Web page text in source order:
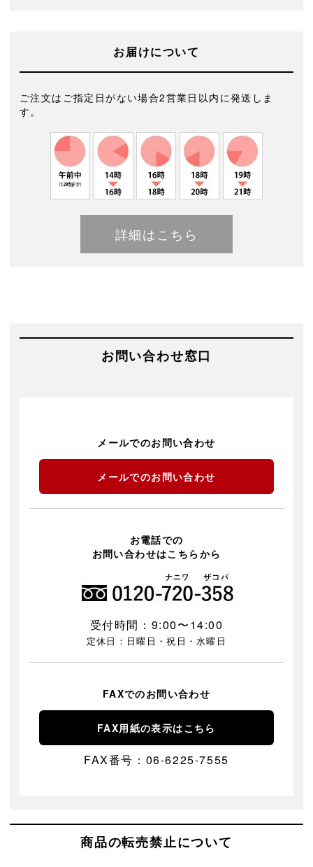
お届けについて
ご注文はご指定日がない場合2営業日以内に発送しま
す。
詳細はこちら
お問い合わせ窓口
メールでのお問い合わせ
メールでのお問い合わせ
お電話での
お問い合わせはこちらから
受付時間：9:00〜14:00
定休日：日曜日・祝日・水曜日
FAXでのお問い合わせ
FAX用紙の表示はこちら
FAX番号：06-6225-7555
商品の転売禁止について